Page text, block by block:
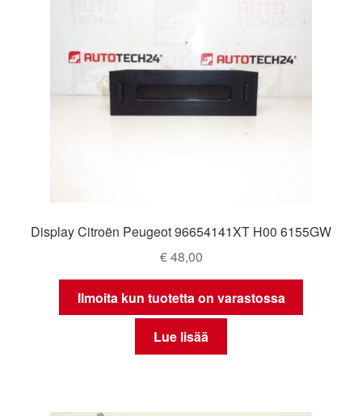
Display Citroën Peugeot 96654141XT H00 6155GW
€48,00
Ilmoita kun tuotetta on varastossa
Lue lisää